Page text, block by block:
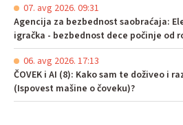
07. avg 2026. 09:31
Agencija za bezbednost saobraćaja:
igračka - bezbednost dece počinje od
06. avg 2026. 17:13
ČOVEK i AI (8): Kako sam te doživeo i
(Ispovest mašine o čoveku)?